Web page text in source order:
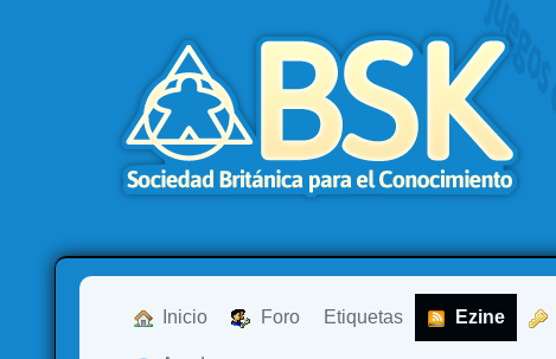
Inicio Foro Etiquetas Ezine